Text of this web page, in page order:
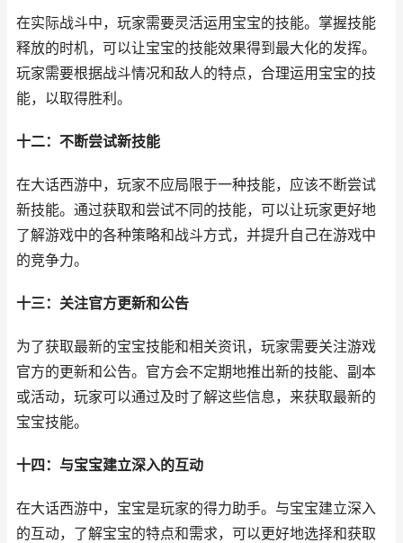
在实际战斗中，玩家需要灵活运用宝宝的技能。掌握技能
释放的时机，可以让宝宝的技能效果得到最大化的发挥。
玩家需要根据战斗情况和敌人的特点，合理运用宝宝的技
能，以取得胜利。
十二：不断尝试新技能
在大话西游中，玩家不应局限于一种技能，应该不断尝试
新技能。通过获取和尝试不同的技能，可以让玩家更好地
了解游戏中的各种策略和战斗方式，并提升自己在游戏中
的竞争力。
十三：关注官方更新和公告
为了获取最新的宝宝技能和相关资讯，玩家需要关注游戏
官方的更新和公告。官方会不定期地推出新的技能、副本
或活动，玩家可以通过及时了解这些信息，来获取最新的
宝宝技能。
十四：与宝宝建立深入的互动
在大话西游中，宝宝是玩家的得力助手。与宝宝建立深入
的互动，了解宝宝的特点和需求，可以更好地选择和获取